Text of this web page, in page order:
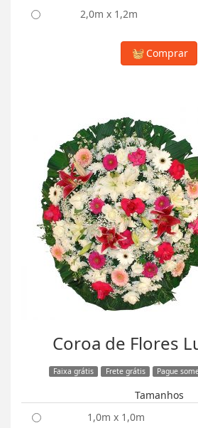
2,0m x 1,2m
Comprar
Coroa de Flores
Faixa grátis Frete grátis Pague
Tamanhos
1,0m x 1,0m